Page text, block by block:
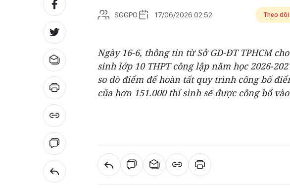
SGGPO 17/06/2026 02:52 Theo dõi
Ngày 16-6, thông tin từ Sở GD-ĐT TPHCM
sinh lớp 10 THPT công lập năm học 2026-
so dò điểm để hoàn tất quy trình công bố
của hơn 151.000 thí sinh sẽ được công bố